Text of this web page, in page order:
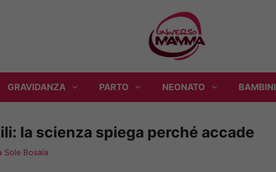
GRAVIDANZA PARTO NEONATO BAMBINI
la scienza spiega perché accade
Sole Bosaia